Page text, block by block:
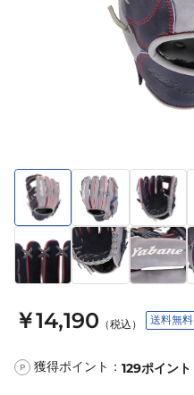
￥14,190 （税込） 送料無料
P 獲得ポイント： 129ポイント